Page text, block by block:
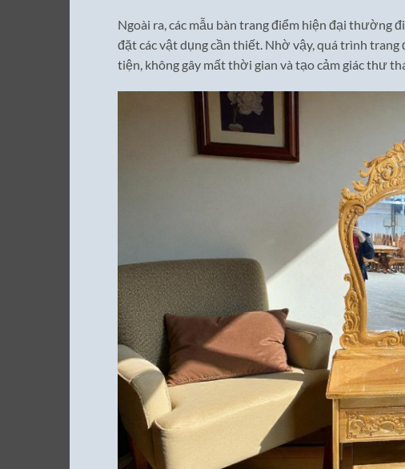
Ngoài ra, các mẫu bàn trang điểm hiện đại thường
đặt các vật dụng cần thiết. Nhờ vậy, quá trình
tiện, không gây mất thời gian và tạo cảm giác thư